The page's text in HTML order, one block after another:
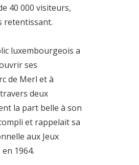
40 000 visiteurs,
retentissant.
luxembourgeois a
ses
de Merl et à
deux
la part belle à son
et rappelait sa
aux Jeux
1964.